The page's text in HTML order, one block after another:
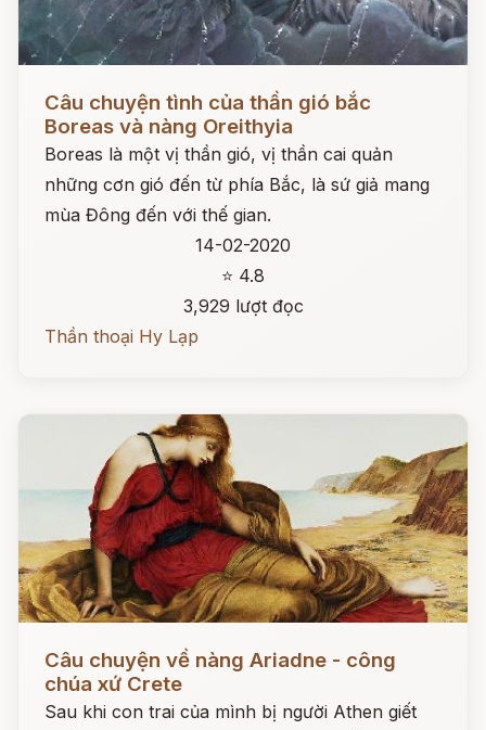
Câu chuyện tình của thần gió bắc
Boreas và nàng Oreithyia
Boreas là một vị thần gió, vị thần cai quản
những cơn gió đến từ phía Bắc, là sứ giả mang
mùa Đông đến với thế gian.
14-02-2020
⭐ 4.8
3,929 lượt đọc
Thần thoại Hy Lạp
Câu chuyện về nàng Ariadne - công
chúa xứ Crete
Sau khi con trai của mình bị người Athen giết